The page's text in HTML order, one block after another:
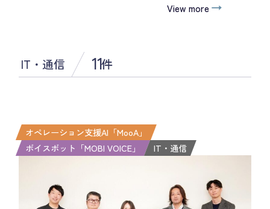
View more
IT・通信 11件
オペレーション支援AI「MooA」
ボイスボット「MOBI VOICE」
IT・通信